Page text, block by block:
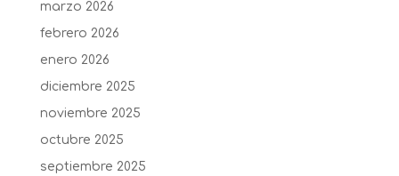
marzo 2026
febrero 2026
enero 2026
diciembre 2025
noviembre 2025
octubre 2025
septiembre 2025